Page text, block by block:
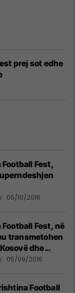
prej sot edhe
Fest,
05/10/2016
Fest, në
transmetohen
dhe
05/09/2016
Football